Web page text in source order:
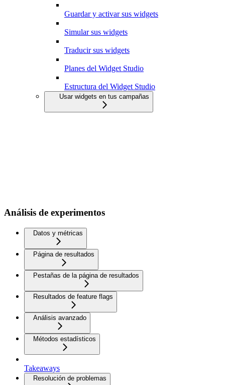
Guardar y activar sus widgets
Simular sus widgets
Traducir sus widgets
Planes del Widget Studio
Estructura del Widget Studio
Usar widgets en tus campañas
Análisis de experimentos
Datos y métricas
Página de resultados
Pestañas de la página de resultados
Resultados de feature flags
Análisis avanzado
Métodos estadísticos
Takeaways
Resolución de problemas